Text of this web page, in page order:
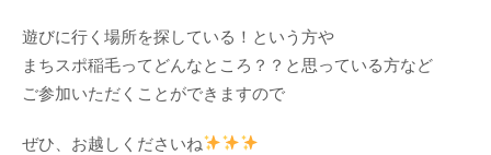
遊びに行く場所を探している！という方や
まちスポ稲毛ってどんなところ？？と思っている方など
ご参加いただくことができますので
ぜひ、お越しくださいね